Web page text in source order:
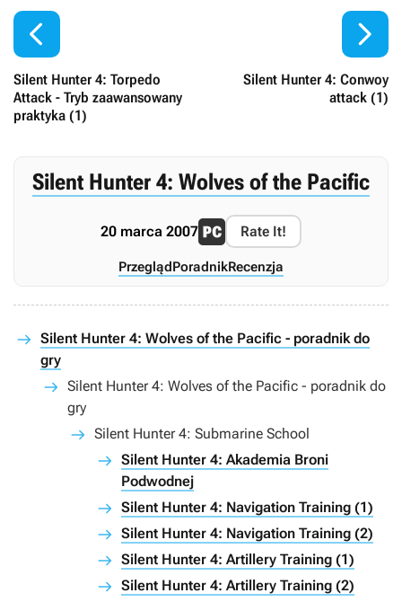

Silent Hunter 4: Torpedo
Attack - Tryb zaawansowany
praktyka (1)
Silent Hunter 4: Conwoy
attack (1)

Silent Hunter 4: Wolves of the Pacific
20 marca 2007 Rate It!
PrzeglądPoradnikRecenzja
Silent Hunter 4: Wolves of the Pacific - poradnik do
gry
Silent Hunter 4: Wolves of the Pacific - poradnik do
gry
Silent Hunter 4: Submarine School
Silent Hunter 4: Akademia Broni
Podwodnej
Silent Hunter 4: Navigation Training (1)
Silent Hunter 4: Navigation Training (2)
Silent Hunter 4: Artillery Training (1)
Silent Hunter 4: Artillery Training (2)